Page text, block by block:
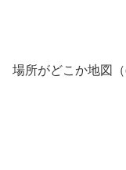
場所がどこか地図